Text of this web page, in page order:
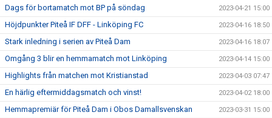
Dags för bortamatch mot BP på söndag 2023-04-21 15:00
Höjdpunkter Piteå IF DFF - Linköping FC 2023-04-16 18:50
Stark inledning i serien av Piteå Dam 2023-04-16 18:07
Omgång 3 blir en hemmamatch mot Linköping 2023-04-14 15:00
Highlights från matchen mot Kristianstad 2023-04-03 07:47
En härlig eftermiddagsmatch och vinst! 2023-04-02 18:00
Hemmapremiär för Piteå Dam i Obos Damallsvenskan 2023-03-31 15:00